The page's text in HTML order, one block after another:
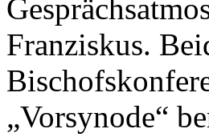
Franziskus.
„Vorsynode“